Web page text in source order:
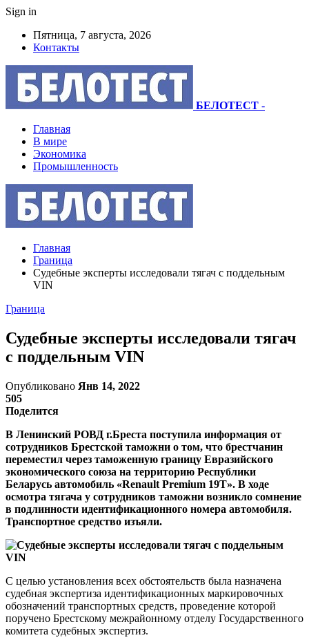
Sign in
Пятница, 7 августа, 2026
Контакты
БЕЛОТЕСТ -
Главная
В мире
Экономика
Промышленность
Главная
Граница
Судебные эксперты исследовали тягач с поддельным
VIN
Граница
Судебные эксперты исследовали тягач
с поддельным VIN
Опубликовано Янв 14, 2022
505
Поделится
В Ленинский РОВД г.Бреста поступила информация от
сотрудников Брестской таможни о том, что брестчанин
переместил через таможенную границу Евразийского
экономического союза на территорию Республики
Беларусь автомобиль «Renault Premium 19T». В ходе
осмотра тягача у сотрудников таможни возникло сомнение
в подлинности идентификационного номера автомобиля.
Транспортное средство изъяли.
С целью установления всех обстоятельств была назначена
судебная экспертиза идентификационных маркировочных
обозначений транспортных средств, проведение которой
поручено Брестскому межрайонному отделу Государственного
комитета судебных экспертиз.